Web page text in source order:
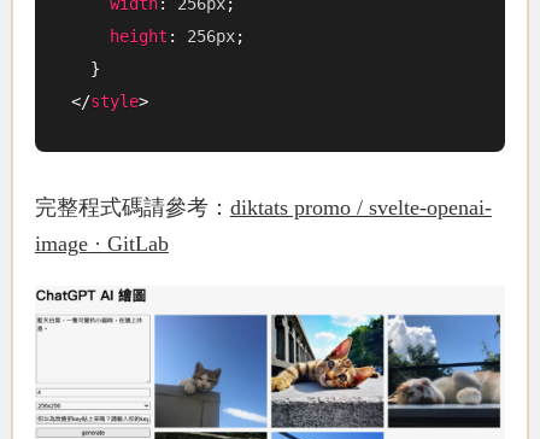
height : 256px;
}
</style>
完整程式碼請參考： diktats promo / svelte-openai-
image · GitLab